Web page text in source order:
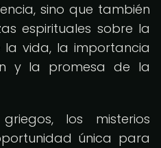
sino que también
espirituales sobre la
vida, la importancia
y la promesa de la
los misterios
única para